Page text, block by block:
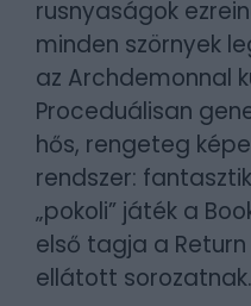
rusnyaságok
minden szörnyek
az Archdemonnal
Proceduálisan
hős, rengeteg
rendszer:
„pokoli” játék a
első tagja a
ellátott